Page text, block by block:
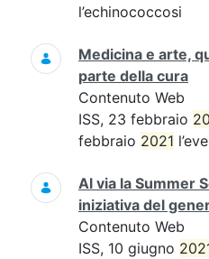
l’echinococcosi
Medicina e arte,
parte della cura
Contenuto Web
ISS, 23 febbraio
febbraio 2021
Al via la Summer
iniziativa del
Contenuto Web
ISS, 10 giugno